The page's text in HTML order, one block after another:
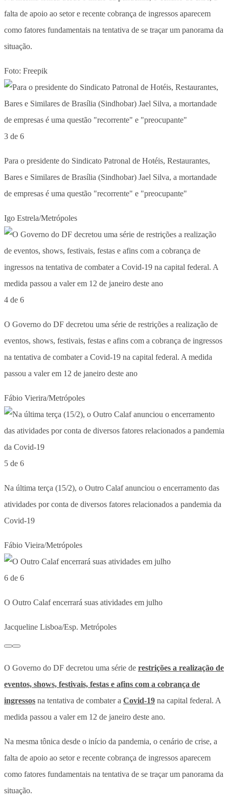
falta de apoio ao setor e recente cobrança de ingressos aparecem
como fatores fundamentais na tentativa de se traçar um panorama da
situação.
Foto: Freepik
3 de 6
Para o presidente do Sindicato Patronal de Hotéis, Restaurantes,
Bares e Similares de Brasília (Sindhobar) Jael Silva, a mortandade
de empresas é uma questão "recorrente" e "preocupante"
Igo Estrela/Metrópoles
4 de 6
O Governo do DF decretou uma série de restrições a realização de
eventos, shows, festivais, festas e afins com a cobrança de ingressos
na tentativa de combater a Covid-19 na capital federal. A medida
passou a valer em 12 de janeiro deste ano
Fábio Vierira/Metrópoles
5 de 6
Na última terça (15/2), o Outro Calaf anunciou o encerramento das
atividades por conta de diversos fatores relacionados a pandemia da
Covid-19
Fábio Vieira/Metrópoles
6 de 6
O Outro Calaf encerrará suas atividades em julho
Jacqueline Lisboa/Esp. Metrópoles
O Governo do DF decretou uma série de restrições a realização de
eventos, shows, festivais, festas e afins com a cobrança de
ingressos na tentativa de combater a Covid-19 na capital federal. A
medida passou a valer em 12 de janeiro deste ano.
Na mesma tônica desde o início da pandemia, o cenário de crise, a
falta de apoio ao setor e recente cobrança de ingressos aparecem
como fatores fundamentais na tentativa de se traçar um panorama da
situação.